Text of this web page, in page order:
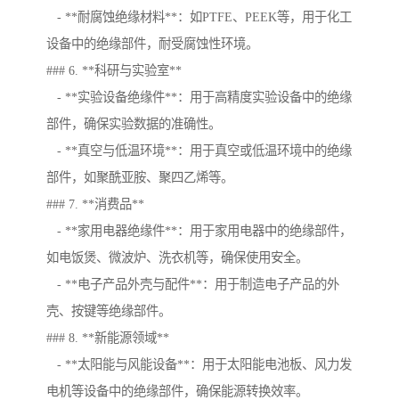
- **耐腐蚀绝缘材料**：如PTFE、PEEK等，用于化工
设备中的绝缘部件，耐受腐蚀性环境。
### 6. **科研与实验室**
- **实验设备绝缘件**：用于高精度实验设备中的绝缘
部件，确保实验数据的准确性。
- **真空与低温环境**：用于真空或低温环境中的绝缘
部件，如聚酰亚胺、聚四乙烯等。
### 7. **消费品**
- **家用电器绝缘件**：用于家用电器中的绝缘部件，
如电饭煲、微波炉、洗衣机等，确保使用安全。
- **电子产品外壳与配件**：用于制造电子产品的外
壳、按键等绝缘部件。
### 8. **新能源领域**
- **太阳能与风能设备**：用于太阳能电池板、风力发
电机等设备中的绝缘部件，确保能源转换效率。